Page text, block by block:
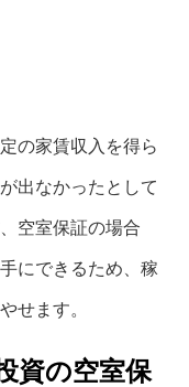
の家賃収入を得ら
出なかったとして
空室保証の場合
にできるため、稼
せます。
資の空室保